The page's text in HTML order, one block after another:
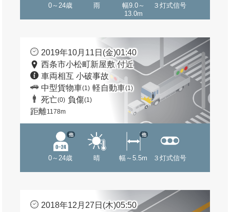
0～24歳 雨
幅9.0～
13.0m
３灯式信号
2019年10月11日(金)01:40
西条市小松町新屋敷 付近
車両相互 小破事故
中型貨物車(1) 軽自動車(1)
死亡(0) 負傷(1)
距離1178m
0～24歳
他
晴 幅～5.5m
他
３灯式信号
2018年12月27日(木)05:50